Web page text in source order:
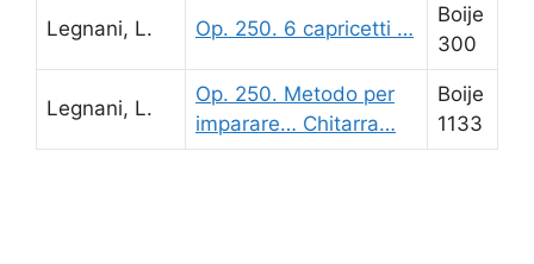
Legnani, L. Op. 250. 6 capricetti …
Boije
300
Legnani, L.
Op. 250. Metodo per
imparare… Chitarra…
Boije
1133